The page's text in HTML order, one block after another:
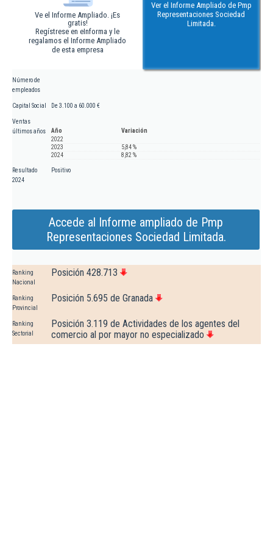
Ve el Informe Ampliado. ¡Es
gratis!
Regístrese en eInforma y le
regalamos el Informe Ampliado
de esta empresa
Ver el Informe Ampliado de Pmp
Representaciones Sociedad
Limitada.
Número de
empleados
Capital Social De 3.100 a 60.000 €
Ventas
últimos años
Año
Variación
2022
2023
5,84 %
2024
8,82 %
Resultado
2024
Positivo
Accede al Informe ampliado de Pmp
Representaciones Sociedad Limitada.
Ranking
Nacional
Posición 428.713
Ranking
Provincial
Posición 5.695 de Granada
Ranking
Sectorial
Posición 3.119 de Actividades de los agentes del
comercio al por mayor no especializado